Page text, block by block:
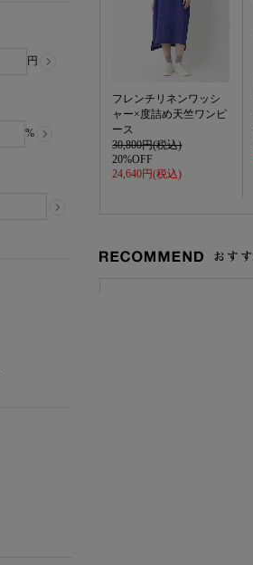
フレンチリネンワッシ
ャー×度詰め天竺ワンピ
ース
30,800円(税込)
20%OFF
24,640円(税込)
円
%